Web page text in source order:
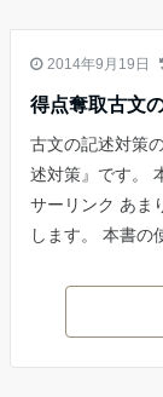
2014年9月19日
得点奪取古文
古文の記述対策
述対策』です。
サーリンク あま
します。 本書の